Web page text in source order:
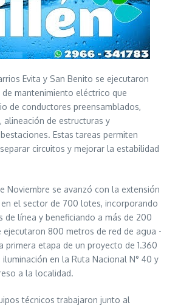
Evita y San Benito se ejecutaron
mantenimiento eléctrico que
de conductores preensamblados,
alineación de estructuras y
Estas tareas permiten
circuitos y mejorar la estabilidad
Noviembre se avanzó con la extensión
el sector de 700 lotes, incorporando
de línea y beneficiando a más de 200
ejecutaron 800 metros de red de agua -
primera etapa de un proyecto de 1.360
en la Ruta Nacional N° 40 y
a la localidad.
técnicos trabajaron junto al